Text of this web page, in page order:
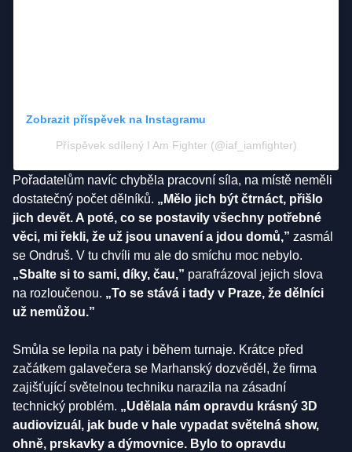
Zobrazit příspěvek na Instagramu
Příspěvek sdílený I Am Fighter (@iaf_iamfighter)
Pořadatelům navíc chyběla pracovní síla, na místě neměli
dostatečný počet dělníků. „Mělo jich být čtrnáct, přišlo
jich devět. A poté, co se postavily všechny potřebné
věci, mi řekli, že už jsou unavení a jdou domů,” zasmál
se Ondruš. V tu chvíli mu ale do smíchu moc nebylo.
„Sbalte si to sami, díky, čau,” parafrázoval jejich slova
na rozloučenou. „To se stává i tady v Praze, že dělníci
už nemůžou.”
Smůla se lepila na paty i během turnaje. Krátce před
začátkem galavečera se Marhanský dozvěděl, že firma
zajišťující světelnou techniku narazila na zásadní
technický problém. „Udělala nám opravdu krásný 3D
audiovizuál, jak bude v hale vypadat světelná show,
ohně, prskavky a dýmovnice. Bylo to opravdu